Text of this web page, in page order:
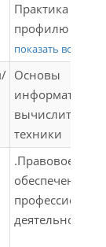
Практика по
профилю
специальности
(организация
сервисного
обслуживания);
грузовых
(на
транспорте);
Перевозка
показать все
Основы
информатики и
техники
.Правовое
обеспечение
деятельности